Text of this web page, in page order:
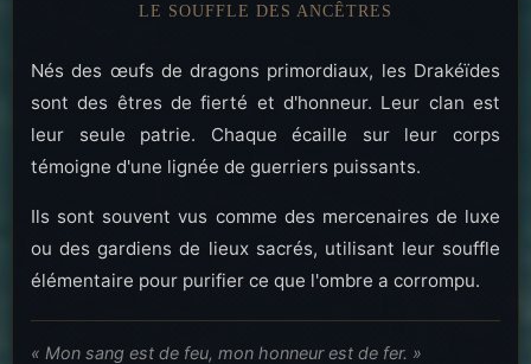
LE SOUFFLE DES ANCÊTRES
Nés des œufs de dragons primordiaux, les Drakéïdes
sont des êtres de fierté et d'honneur. Leur clan est
leur seule patrie. Chaque écaille sur leur corps
témoigne d'une lignée de guerriers puissants.
Ils sont souvent vus comme des mercenaires de luxe
ou des gardiens de lieux sacrés, utilisant leur souffle
élémentaire pour purifier ce que l'ombre a corrompu.
« Mon sang est de feu, mon honneur est de fer. »